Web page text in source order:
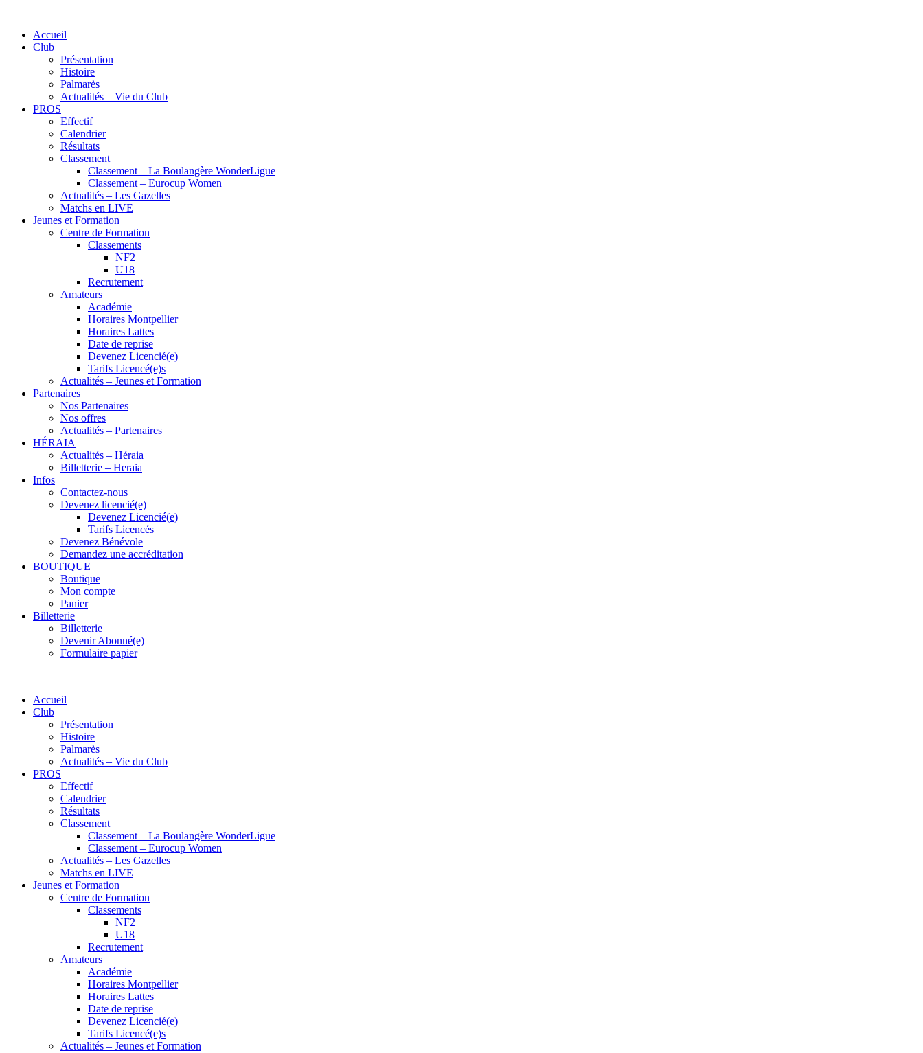
Accueil
Club
Présentation
Histoire
Palmarès
Actualités – Vie du Club
PROS
Effectif
Calendrier
Résultats
Classement
Classement – La Boulangère WonderLigue
Classement – Eurocup Women
Actualités – Les Gazelles
Matchs en LIVE
Jeunes et Formation
Centre de Formation
Classements
NF2
U18
Recrutement
Amateurs
Académie
Horaires Montpellier
Horaires Lattes
Date de reprise
Devenez Licencié(e)
Tarifs Licencé(e)s
Actualités – Jeunes et Formation
Partenaires
Nos Partenaires
Nos offres
Actualités – Partenaires
HÉRAIA
Actualités – Héraia
Billetterie – Heraia
Infos
Contactez-nous
Devenez licencié(e)
Devenez Licencié(e)
Tarifs Licencés
Devenez Bénévole
Demandez une accréditation
BOUTIQUE
Boutique
Mon compte
Panier
Billetterie
Billetterie
Devenir Abonné(e)
Formulaire papier
Accueil
Club
Présentation
Histoire
Palmarès
Actualités – Vie du Club
PROS
Effectif
Calendrier
Résultats
Classement
Classement – La Boulangère WonderLigue
Classement – Eurocup Women
Actualités – Les Gazelles
Matchs en LIVE
Jeunes et Formation
Centre de Formation
Classements
NF2
U18
Recrutement
Amateurs
Académie
Horaires Montpellier
Horaires Lattes
Date de reprise
Devenez Licencié(e)
Tarifs Licencé(e)s
Actualités – Jeunes et Formation